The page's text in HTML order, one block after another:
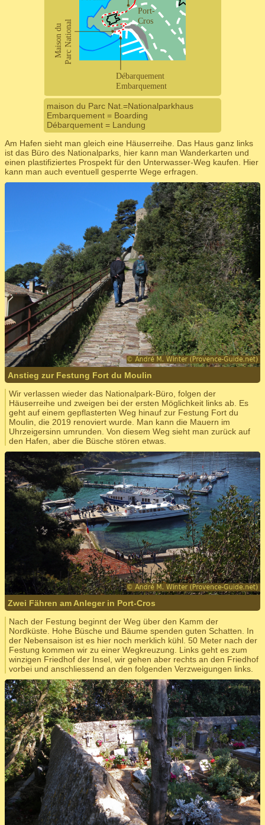
maison du Parc Nat.=Nationalparkhaus
Embarquement = Boarding
Débarquement = Landung
Am Hafen sieht man gleich eine Häuserreihe. Das Haus ganz links
ist das Büro des Nationalparks, hier kann man Wanderkarten und
einen plastifiziertes Prospekt für den Unterwasser-Weg kaufen. Hier
kann man auch eventuell gesperrte Wege erfragen.
Anstieg zur Festung Fort du Moulin
Wir verlassen wieder das Nationalpark-Büro, folgen der
Häuserreihe und zweigen bei der ersten Möglichkeit links ab. Es
geht auf einem gepflasterten Weg hinauf zur Festung Fort du
Moulin, die 2019 renoviert wurde. Man kann die Mauern im
Uhrzeigersinn umrunden. Von diesem Weg sieht man zurück auf
den Hafen, aber die Büsche stören etwas.
Zwei Fähren am Anleger in Port-Cros
Nach der Festung beginnt der Weg über den Kamm der
Nordküste. Hohe Büsche und Bäume spenden guten Schatten. In
der Nebensaison ist es hier noch merklich kühl. 50 Meter nach der
Festung kommen wir zu einer Wegkreuzung. Links geht es zum
winzigen Friedhof der Insel, wir gehen aber rechts an den Friedhof
vorbei und anschliessend an den folgenden Verzweigungen links.